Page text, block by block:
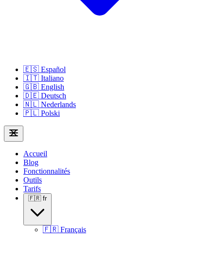
🇪🇸 Español
🇮🇹 Italiano
🇬🇧 English
🇩🇪 Deutsch
🇳🇱 Nederlands
🇵🇱 Polski
Accueil
Blog
Fonctionnalités
Outils
Tarifs
🇫🇷 fr
🇫🇷 Français